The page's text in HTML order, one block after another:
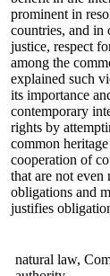
prominent in
countries, and in
justice, respect
among the
explained such
its importance
contemporary
rights by
common
cooperation of
that are not even
obligations and
justifies
natural law,